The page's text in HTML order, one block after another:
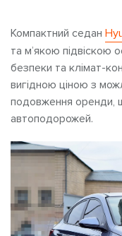
Компактний седан
та м’якою підвіскою
безпеки та клімат-
вигідною ціною з
подовження оренди,
автоподорожей.